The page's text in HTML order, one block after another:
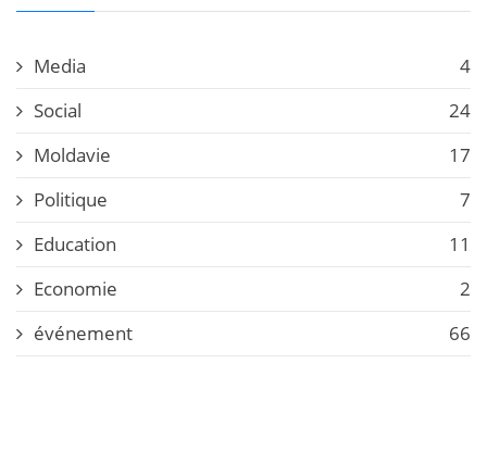
Media
4
Social
24
Moldavie
17
Politique
7
Education
11
Economie
2
événement
66